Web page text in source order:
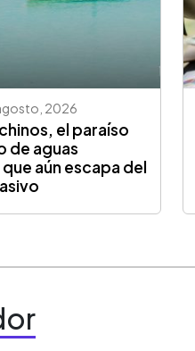
2026
el paraíso
de aguas
aún escapa del